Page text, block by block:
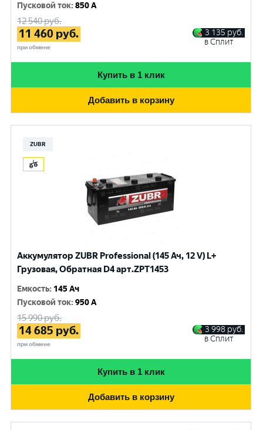
Пусковой ток:850 A
12 540руб.
11 460 руб.
при обмене
3 135 руб.
в Сплит
Купить в 1 клик
Добавить в корзину
ZUBR
Аккумулятор ZUBR Professional (145 Ач, 12 V) L+
Грузовая, Обратная D4 арт.ZPT1453
Емкость: 145 Ач
Пусковой ток:950 A
15 990руб.
14 685 руб.
при обмене
3 998 руб.
в Сплит
Купить в 1 клик
Добавить в корзину